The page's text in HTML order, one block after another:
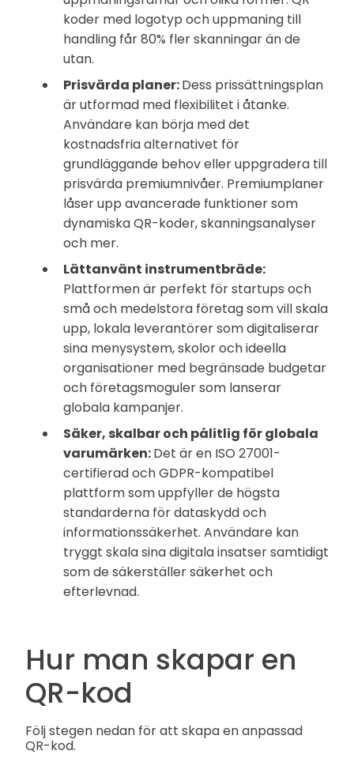
koder med logotyp och uppmaning till
handling får 80% fler skanningar än de
utan.
Prisvärda planer:Dess prissättningsplan
är utformad med flexibilitet i åtanke.
Användare kan börja med det
kostnadsfria alternativet för
grundläggande behov eller uppgradera till
prisvärda premiumnivåer. Premiumplaner
låser upp avancerade funktioner som
dynamiska QR-koder, skanningsanalyser
och mer.
Lättanvänt instrumentbräde:
Plattformen är perfekt för startups och
små och medelstora företag som vill skala
upp, lokala leverantörer som digitaliserar
sina menysystem, skolor och ideella
organisationer med begränsade budgetar
och företagsmoguler som lanserar
globala kampanjer.
Säker, skalbar och pålitlig för globala
varumärken:Det är en ISO 27001-
certifierad och GDPR-kompatibel
plattform som uppfyller de högsta
standarderna för dataskydd och
informationssäkerhet. Användare kan
tryggt skala sina digitala insatser samtidigt
som de säkerställer säkerhet och
efterlevnad.
Hur man skapar en
QR-kod
Följ stegen nedan för att skapa en anpassad
QR-kod.